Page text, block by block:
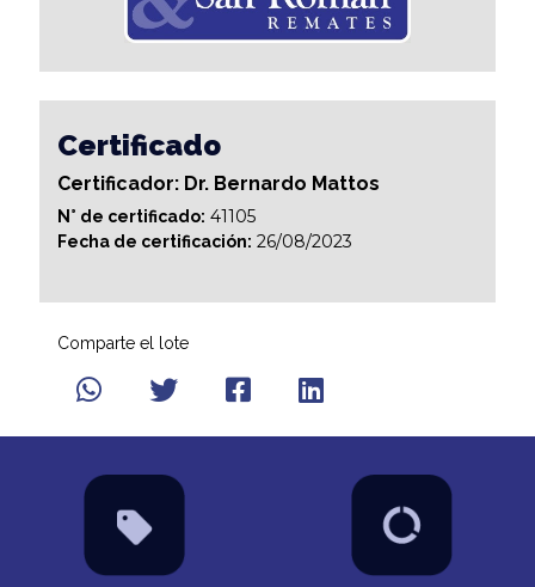
Certificado
Certificador: Dr. Bernardo Mattos
N° de certificado: 41105
Fecha de certificación: 26/08/2023
Comparte el lote